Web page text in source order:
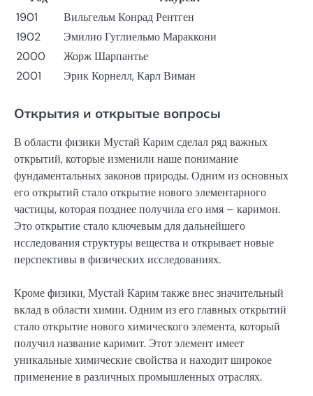
1901
Вильгельм Конрад Рентген
1902
Эмилио Гуглиельмо Мараккони
2000
Жорж Шарпантье
2001
Эрик Корнелл, Карл Виман
Открытия и открытые вопросы
В области физики Мустай Карим сделал ряд важных
открытий, которые изменили наше понимание
фундаментальных законов природы. Одним из основных
его открытий стало открытие нового элементарного
частицы, которая позднее получила его имя – каримон.
Это открытие стало ключевым для дальнейшего
исследования структуры вещества и открывает новые
перспективы в физических исследованиях.
Кроме физики, Мустай Карим также внес значительный
вклад в области химии. Одним из его главных открытий
стало открытие нового химического элемента, который
получил название каримит. Этот элемент имеет
уникальные химические свойства и находит широкое
применение в различных промышленных отраслях.